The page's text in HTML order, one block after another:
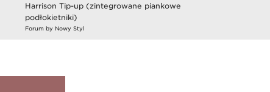
Harrison Tip-up (zintegrowane piankowe
podłokietniki)
Forum by Nowy Styl